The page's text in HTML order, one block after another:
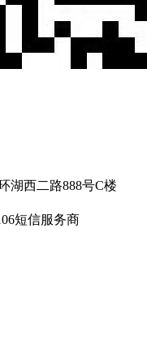
湖西二路888号C楼
短信服务商